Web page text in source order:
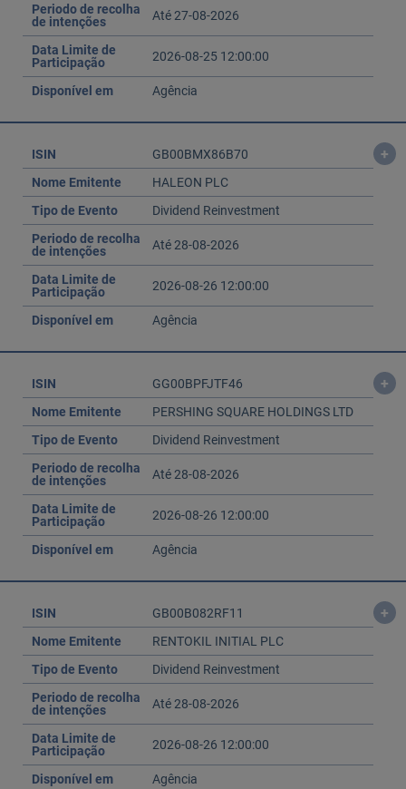
Periodo de recolha
de intenções
Até 27-08-2026
Data Limite de
Participação
2026-08-25 12:00:00
Disponível em Agência
ISIN GB00BMX86B70 +
Nome Emitente
HALEON PLC
Tipo de Evento
Dividend Reinvestment
Periodo de recolha
de intenções
Até 28-08-2026
Data Limite de
Participação
2026-08-26 12:00:00
Disponível em Agência
ISIN GG00BPFJTF46 +
Nome Emitente
PERSHING SQUARE HOLDINGS LTD
Tipo de Evento
Dividend Reinvestment
Periodo de recolha
de intenções
Até 28-08-2026
Data Limite de
Participação
2026-08-26 12:00:00
Disponível em Agência
ISIN GB00B082RF11 +
Nome Emitente
RENTOKIL INITIAL PLC
Tipo de Evento
Dividend Reinvestment
Periodo de recolha
de intenções
Até 28-08-2026
Data Limite de
Participação
2026-08-26 12:00:00
Disponível em Agência